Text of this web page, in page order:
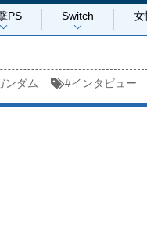
PS Switch 女
ンダム #インタビュー